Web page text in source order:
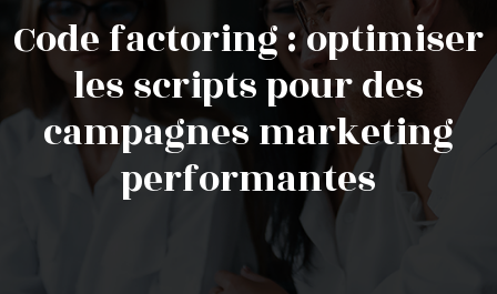
Code factoring : optimiser
les scripts pour des
campagnes marketing
performantes